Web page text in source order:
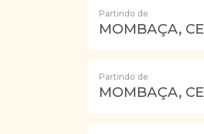
Partindo de
MOMBAÇA, CE
Partindo de
MOMBAÇA, CE